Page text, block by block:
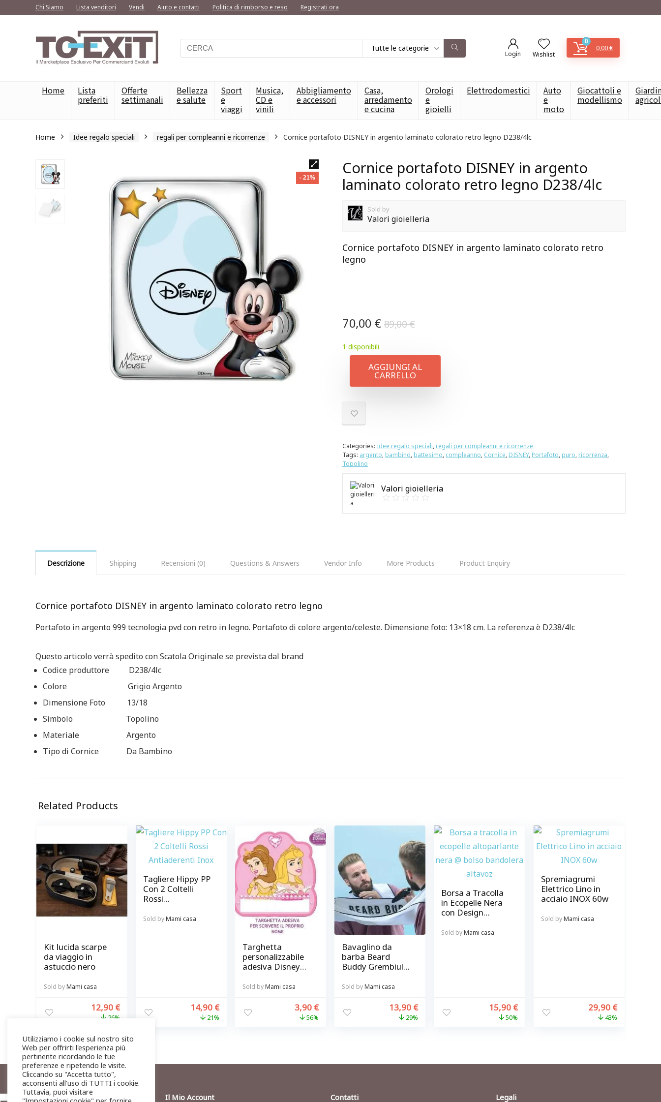
Chi Siamo Lista venditori Vendi Aiuto e contatti Politica di rimborso e reso Registrati ora
Tutte le categorie
Login Wishlist
0
0,00€
Home Lista
preferiti
Offerte
settimanali
Bellezza
e salute
Sport
e
viaggi
Musica,
CD e
vinili
Abbigliamento
e accessori
Casa,
arredamento
e cucina
Orologi
e
gioielli
Elettrodomestici Auto
e
moto
Giocattoli e
modellismo
Home Idee regalo speciali regali per compleanni e ricorrenze Cornice portafoto DISNEY in argento laminato colorato retro legno D238/4lc
- 21%
Cornice portafoto DISNEY in argento
laminato colorato retro legno D238/4lc
Sold by
Valori gioielleria
Cornice portafoto DISNEY in argento laminato colorato retro
legno
89,00€
70,00 €
1 disponibili
AGGIUNGI AL
CARRELLO
Categories: Idee regalo speciali, regali per compleanni e ricorrenze
Tags: argento, bambino, battesimo, compleanno, Cornice, DISNEY, Portafoto, puro, ricorrenza,
Topolino
Valori gioielleria
Descrizione Shipping Recensioni (0) Questions & Answers Vendor Info More Products Product Enquiry
Cornice portafoto DISNEY in argento laminato colorato retro legno
Portafoto in argento 999 tecnologia pvd con retro in legno. Portafoto di colore argento/celeste. Dimensione foto: 13×18 cm. La referenza è D238/4lc
Questo articolo verrà spedito con Scatola Originale se prevista dal brand
Codice produttore D238/4lc
Colore Grigio Argento
Dimensione Foto 13/18
Simbolo Topolino
Materiale Argento
Tipo di Cornice Da Bambino
Related Products
Kit lucida scarpe
da viaggio in
astuccio nero
Sold by Mami casa
12,90 €
26%
Tagliere Hippy PP
Con 2 Coltelli
Rossi
Sold byMami casa
14,90 €
21%
Targhetta
personalizzabile
adesiva Disney
Sold byMami casa
3,90 €
56%
Bavaglino da
barba Beard
Buddy Grembiule
ventose per
senza sporcare
Sold byMami casa
13,90 €
29%
Borsa a Tracolla
in Ecopelle Nera
con Design
Stampato
Sold byMami casa
15,90 €
50%
Spremiagrumi
Elettrico Lino in
acciaio INOX 60w
Sold by Mami casa
29,90 €
43%
Il Mio Account
Contatti
Legali
Utilizziamo i cookie sul nostro sito
Web per offrirti l'esperienza più
pertinente ricordando le tue
preferenze e ripetendo le visite.
Cliccando su "Accetta tutto",
acconsenti all'uso di TUTTI i cookie.
Tuttavia, puoi visitare